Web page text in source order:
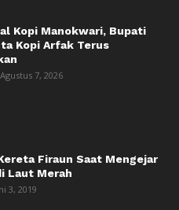
Kopi Manokwari, Bupati
Kopi Arfak Terus
Agustus 7, 2026
Firaun Saat Mengejar
Laut Merah
3, 2019